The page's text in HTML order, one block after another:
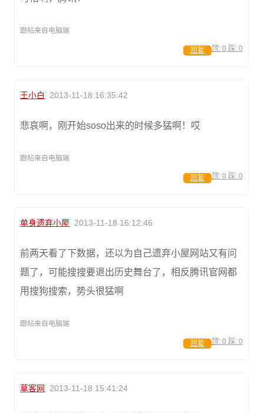
跟帖来自电脑端
顶: 0 踩: 0
回复
王小白 2013-11-18 16:35:42
悲哀啊，刚开始soso出来的时候多猛啊！哎
跟帖来自电脑端
顶: 0 踩: 0
回复
单身遗弃小屋 2013-11-18 16:12:46
前两天看了下数据，还以为自己遗弃小屋网站又有问
题了，可能搜搜要退出历史舞台了，相反腾讯官网都
用搜狗搜索，势头很猛啊
跟帖来自电脑端
顶: 0 踩: 0
回复
草客网 2013-11-18 15:41:24